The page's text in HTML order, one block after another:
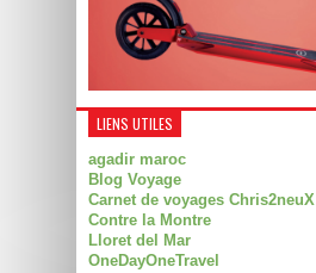
LIENS UTILES
agadir maroc
Blog Voyage
Carnet de voyages Chris2neuX
Contre la Montre
Lloret del Mar
OneDayOneTravel